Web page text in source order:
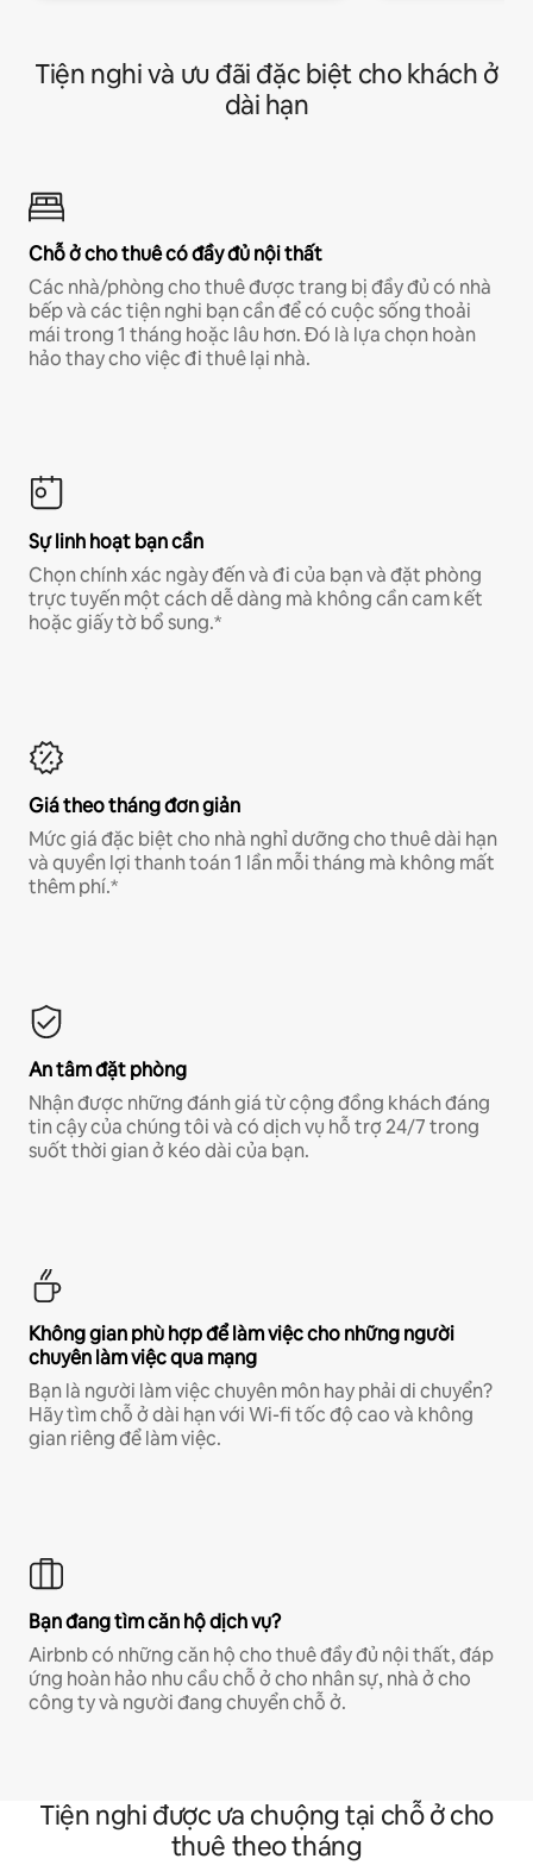
Tiện nghi và ưu đãi đặc biệt cho khách ở
dài hạn
Chỗ ở cho thuê có đầy đủ nội thất
Các nhà/phòng cho thuê được trang bị đầy đủ có nhà
bếp và các tiện nghi bạn cần để có cuộc sống thoải
mái trong 1 tháng hoặc lâu hơn. Đó là lựa chọn hoàn
hảo thay cho việc đi thuê lại nhà.
Sự linh hoạt bạn cần
Chọn chính xác ngày đến và đi của bạn và đặt phòng
trực tuyến một cách dễ dàng mà không cần cam kết
hoặc giấy tờ bổ sung.*
Giá theo tháng đơn giản
Mức giá đặc biệt cho nhà nghỉ dưỡng cho thuê dài hạn
và quyền lợi thanh toán 1 lần mỗi tháng mà không mất
thêm phí.*
An tâm đặt phòng
Nhận được những đánh giá từ cộng đồng khách đáng
tin cậy của chúng tôi và có dịch vụ hỗ trợ 24/7 trong
suốt thời gian ở kéo dài của bạn.
Không gian phù hợp để làm việc cho những người
chuyên làm việc qua mạng
Bạn là người làm việc chuyên môn hay phải di chuyển?
Hãy tìm chỗ ở dài hạn với Wi-fi tốc độ cao và không
gian riêng để làm việc.
Bạn đang tìm căn hộ dịch vụ?
Airbnb có những căn hộ cho thuê đầy đủ nội thất, đáp
ứng hoàn hảo nhu cầu chỗ ở cho nhân sự, nhà ở cho
công ty và người đang chuyển chỗ ở.
Tiện nghi được ưa chuộng tại chỗ ở cho
thuê theo tháng